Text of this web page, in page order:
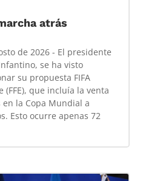
atrás
de 2026 - El presidente
se ha visto
su propuesta FIFA
(FFE), que incluía la venta
la Copa Mundial a
Esto ocurre apenas 72